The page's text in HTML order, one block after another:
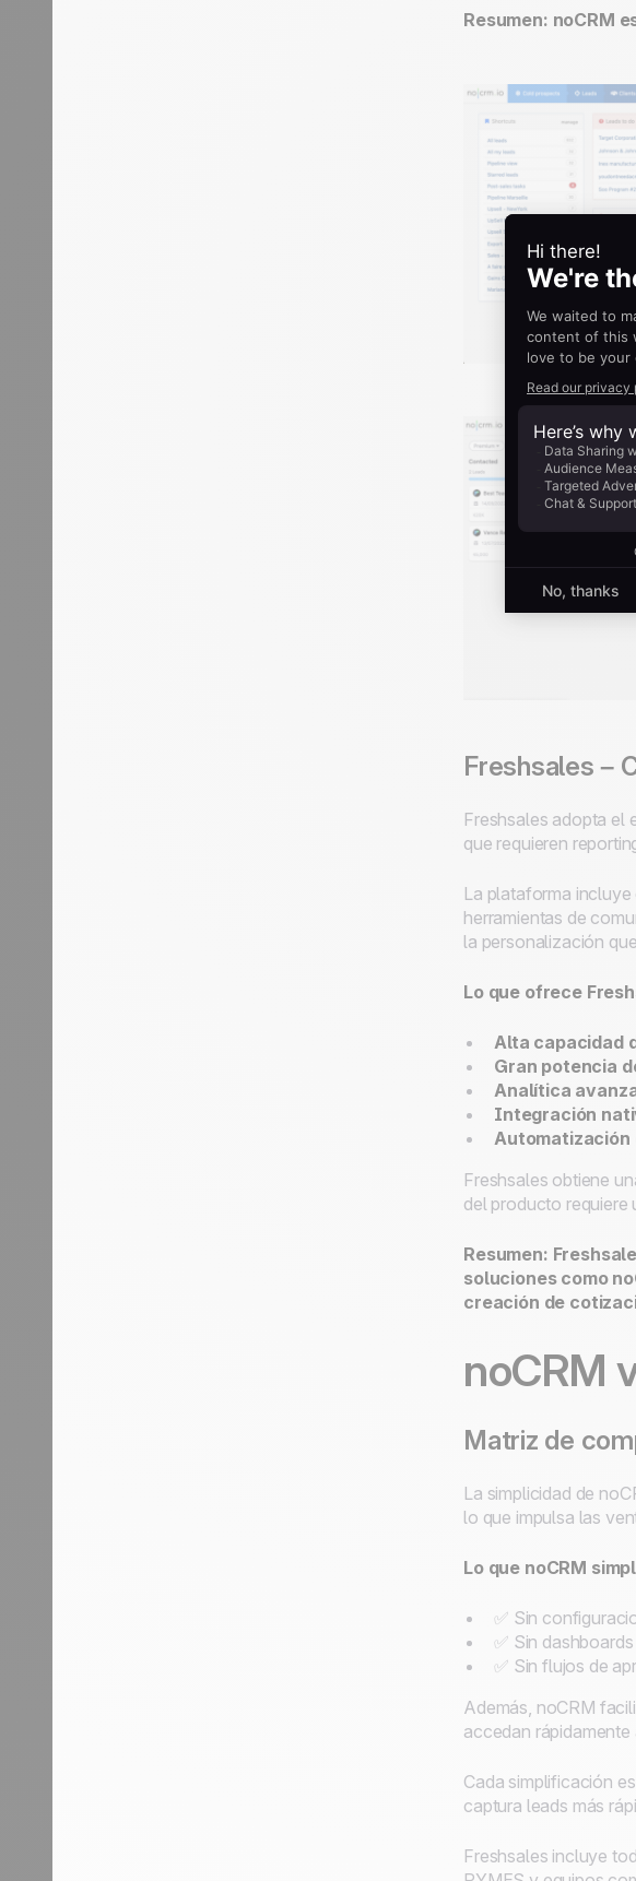
Resumen: noCRM
Freshsales –
Freshsales adopta el
que requieren
La plataforma
herramientas de
la personalización
Lo que ofrece
Alta capacidad
Gran potencia
Analítica
Integración
Automatización
Freshsales obtiene
del producto requiere
Resumen:
soluciones como
creación de
noCRM
Matriz de
La simplicidad de
lo que impulsa las
Lo que noCRM
✅ Sin
✅ Sin
✅ Sin flujos de
Además, noCRM
accedan
Cada simplificación
captura leads más
Freshsales incluye